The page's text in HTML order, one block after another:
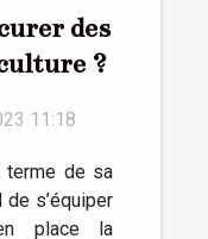
des
?
11:18
terme de sa
s’équiper
place la